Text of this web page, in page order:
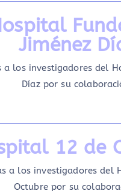
Jiménez
a los investigadores del
Díaz por su
12 de
a los investigadores del
Octubre por su